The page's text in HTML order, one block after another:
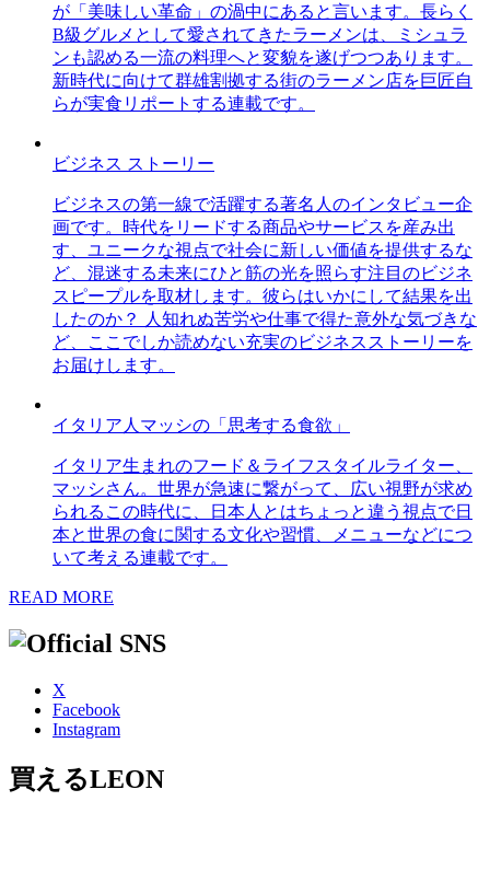
が「美味しい革命」の渦中にあると言います。長らく
B級グルメとして愛されてきたラーメンは、ミシュラ
ンも認める一流の料理へと変貌を遂げつつあります。
新時代に向けて群雄割拠する街のラーメン店を巨匠自
らが実食リポートする連載です。
ビジネス ストーリー
ビジネスの第一線で活躍する著名人のインタビュー企
画です。時代をリードする商品やサービスを産み出
す、ユニークな視点で社会に新しい価値を提供するな
ど、混迷する未来にひと筋の光を照らす注目のビジネ
スピープルを取材します。彼らはいかにして結果を出
したのか？ 人知れぬ苦労や仕事で得た意外な気づきな
ど、ここでしか読めない充実のビジネスストーリーを
お届けします。
イタリア人マッシの「思考する食欲」
イタリア生まれのフード＆ライフスタイルライター、
マッシさん。世界が急速に繋がって、広い視野が求め
られるこの時代に、日本人とはちょっと違う視点で日
本と世界の食に関する文化や習慣、メニューなどにつ
いて考える連載です。
READ MORE
X
Facebook
Instagram
買えるLEON